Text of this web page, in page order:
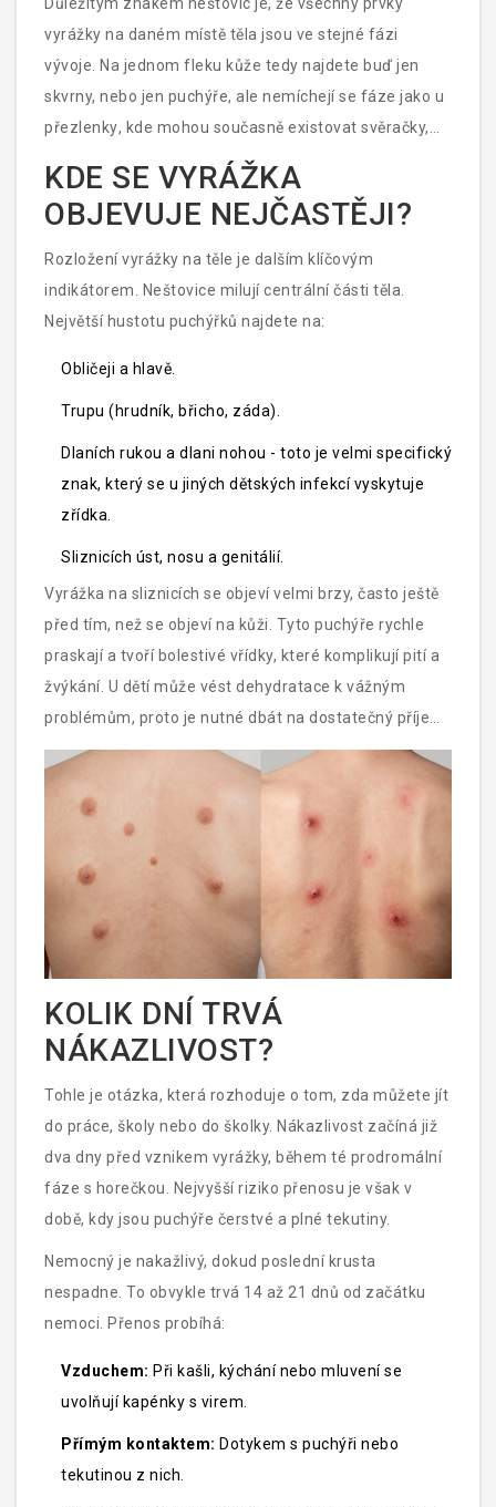
vyrážky na daném místě těla jsou ve stejné fázi
vývoje. Na jednom fleku kůže tedy najdete buď jen
skvrny, nebo jen puchýře, ale nemíchejí se fáze jako u
přezlenky, kde mohou současně existovat svěračky,
KDE SE VYRÁŽKA
OBJEVUJE NEJČASTĚJI?
Rozložení vyrážky na těle je dalším klíčovým
indikátorem. Neštovice milují centrální části těla.
Největší hustotu puchýřků najdete na:
Obličeji a hlavě.
Trupu (hrudník, břicho, záda).
Dlaních rukou a dlani nohou - toto je velmi specifický
znak, který se u jiných dětských infekcí vyskytuje
zřídka.
Sliznicích úst, nosu a genitálií.
Vyrážka na sliznicích se objeví velmi brzy, často ještě
před tím, než se objeví na kůži. Tyto puchýře rychle
praskají a tvoří bolestivé vřídky, které komplikují pití a
žvýkání. U dětí může vést dehydratace k vážným
problémům, proto je nutné dbát na dostatečný příjem
tekutin.
KOLIK DNÍ TRVÁ
NÁKAZLIVOST?
Tohle je otázka, která rozhoduje o tom, zda můžete jít
do práce, školy nebo do školky. Nákazlivost začíná již
dva dny před vznikem vyrážky, během té prodromální
fáze s horečkou. Nejvyšší riziko přenosu je však v
době, kdy jsou puchýře čerstvé a plné tekutiny.
Nemocný je nakažlivý, dokud poslední krusta
nespadne. To obvykle trvá 14 až 21 dnů od začátku
nemoci. Přenos probíhá:
Vzduchem: Při kašli, kýchání nebo mluvení se
uvolňují kapénky s virem.
Přímým kontaktem: Dotykem s puchýři nebo
tekutinou z nich.